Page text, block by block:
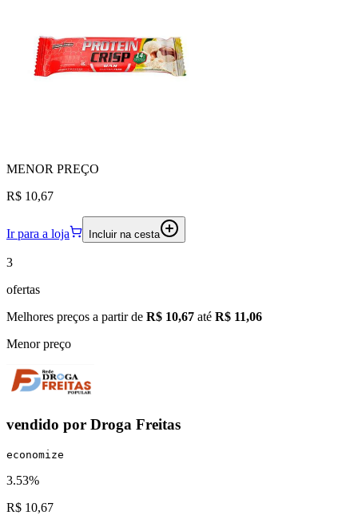
MENOR PREÇO
R$ 10,67
Ir para a loja Incluir na cesta
3
ofertas
Melhores preços a partir de R$ 10,67 até R$ 11,06
Menor preço
vendido por Droga Freitas
economize
3.53%
R$ 10,67